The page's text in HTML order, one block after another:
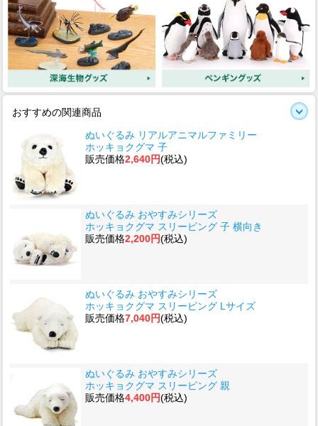
おすすめの関連商品
ぬいぐるみ リアルアニマルファミリー
ホッキョクグマ 子
販売価格2,640円(税込)
ぬいぐるみ おやすみシリーズ
ホッキョクグマ スリーピング 子 横向き
販売価格2,200円(税込)
ぬいぐるみ おやすみシリーズ
ホッキョクグマ スリーピング Lサイズ
販売価格7,040円(税込)
ぬいぐるみ おやすみシリーズ
ホッキョクグマ スリーピング 親
販売価格4,400円(税込)